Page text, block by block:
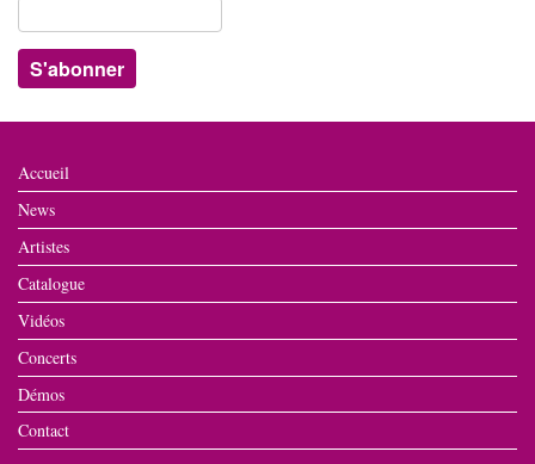
Accueil
News
Artistes
Catalogue
Vidéos
Concerts
Démos
Contact